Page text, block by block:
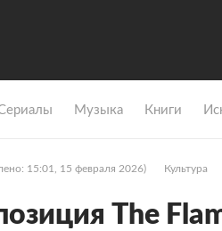
Музыка Книги
15:01, 15 февраля 2026) Культура
The